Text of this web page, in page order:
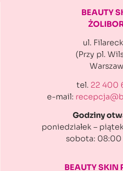
BEAUTY
ul.
(Przy pl.
tel. 22 400
e-mail:
Godziny
poniedziałek –
sobota: 08:00
BEAUTY SKIN